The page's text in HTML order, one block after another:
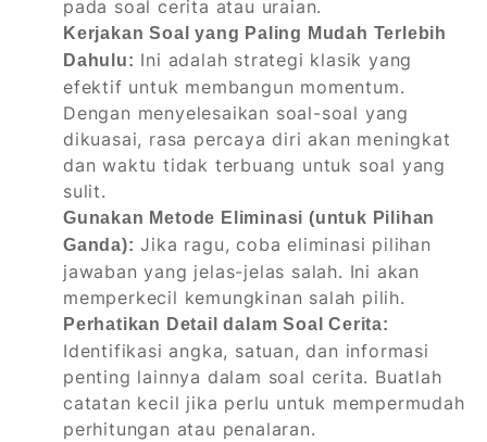
pada soal cerita atau uraian.
Kerjakan Soal yang Paling Mudah Terlebih
Dahulu: Ini adalah strategi klasik yang
efektif untuk membangun momentum.
Dengan menyelesaikan soal-soal yang
dikuasai, rasa percaya diri akan meningkat
dan waktu tidak terbuang untuk soal yang
sulit.
Gunakan Metode Eliminasi (untuk Pilihan
Ganda): Jika ragu, coba eliminasi pilihan
jawaban yang jelas-jelas salah. Ini akan
memperkecil kemungkinan salah pilih.
Perhatikan Detail dalam Soal Cerita:
Identifikasi angka, satuan, dan informasi
penting lainnya dalam soal cerita. Buatlah
catatan kecil jika perlu untuk mempermudah
perhitungan atau penalaran.